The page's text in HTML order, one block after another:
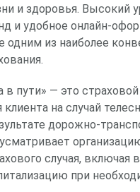
и здоровья. Высокий
и удобное онлайн-
одним из наиболее
в пути» — это
клиента на случай
дорожно-
случая,
при